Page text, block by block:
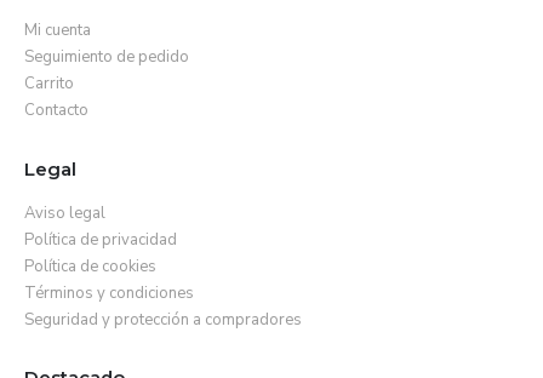
Mi cuenta
Seguimiento de pedido
Carrito
Contacto
Legal
Aviso legal
Política de privacidad
Política de cookies
Términos y condiciones
Seguridad y protección a compradores